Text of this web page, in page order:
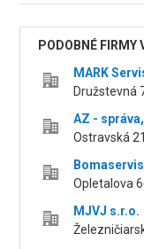
PODOBNÉ FIRMY
MARK
Družstevná
AZ -
Ostravská
Opletalova
MJVJ s.r.o.